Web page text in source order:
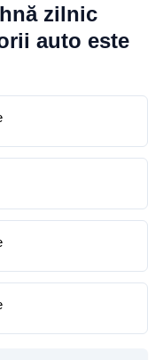
zilnic
auto este